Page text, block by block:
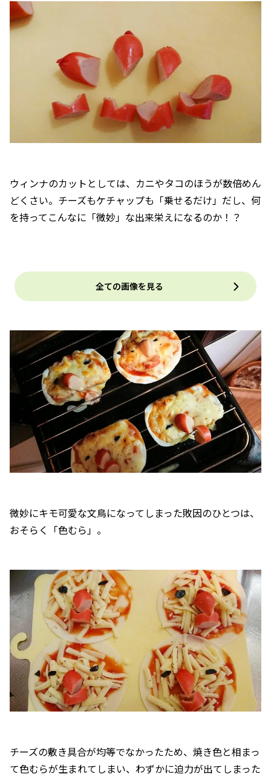
ウィンナのカットとしては、カニやタコのほうが数倍めん
どくさい。チーズもケチャップも「乗せるだけ」だし、何
を持ってこんなに「微妙」な出来栄えになるのか！？
全ての画像を見る
微妙にキモ可愛な文鳥になってしまった敗因のひとつは、
おそらく「色むら」。
チーズの敷き具合が均等でなかったため、焼き色と相まっ
て色むらが生まれてしまい、わずかに迫力が出てしまった